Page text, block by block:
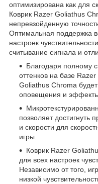
оптимизирована как для
Коврик Razer Goliathus
непревзойденную
Оптимальная поддержка
настроек
считывание сигнала и
Благодаря полному
оттенков на базе
Goliathus Chroma
оповещения и
позволяет достигнуть
и скорости для
игры.
Коврик Razer
для всех настроек
Независимо от того,
низкой